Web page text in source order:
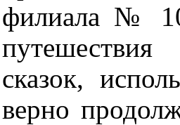
филиала №
сказок,
верно